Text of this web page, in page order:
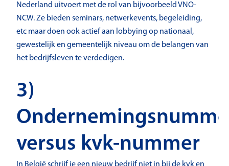
Nederland uitvoert met de rol van bijvoorbeeld VNO-
NCW. Ze bieden seminars, netwerkevents, begeleiding,
etc maar doen ook actief aan lobbying op nationaal,
gewestelijk en gemeentelijk niveau om de belangen van
het bedrijfsleven te verdedigen.
3)
versus kvk-nummer
In België schrijf je een nieuw bedrijf niet in bij de kvk en